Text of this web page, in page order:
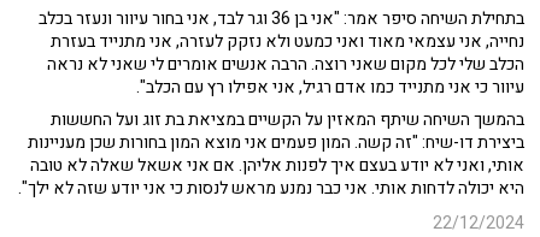
בתחילת השיחה סיפר אמר: "אני בן 36 וגר לבד, אני בחור עיוור ונעזר בכלב
נחייה, אני עצמאי מאוד ואני כמעט ולא נזקק לעזרה, אני מתנייד בעזרת
הכלב שלי לכל מקום שאני רוצה. הרבה אנשים אומרים לי שאני לא נראה
עיוור כי אני מתנייד כמו אדם רגיל, אני אפילו רץ עם הכלב".
בהמשך השיחה שיתף המאזין על הקשיים במציאת בת זוג ועל החששות
ביצירת דו-שיח: "זה קשה. המון פעמים אני מוצא המון בחורות שכן מעניינות
אותי, ואני לא יודע בעצם איך לפנות אליהן. אם אני אשאל שאלה לא טובה
היא יכולה לדחות אותי. אני כבר נמנע מראש לנסות כי אני יודע שזה לא ילך".
22/12/2024